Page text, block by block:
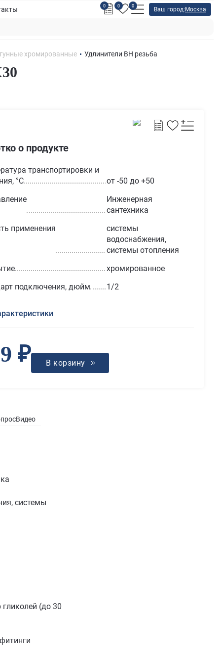
0 0 0
Ваш город: Москва
хромированные Удлинители ВН резьба
о продукте
транспортировки и
°С
от -50 до +50
Инженерная
сантехника
применения
системы
водоснабжения,
системы отопления
хромированное
подключения, дюйм
1/2
₽ В корзину
Видео
системы
(до 30